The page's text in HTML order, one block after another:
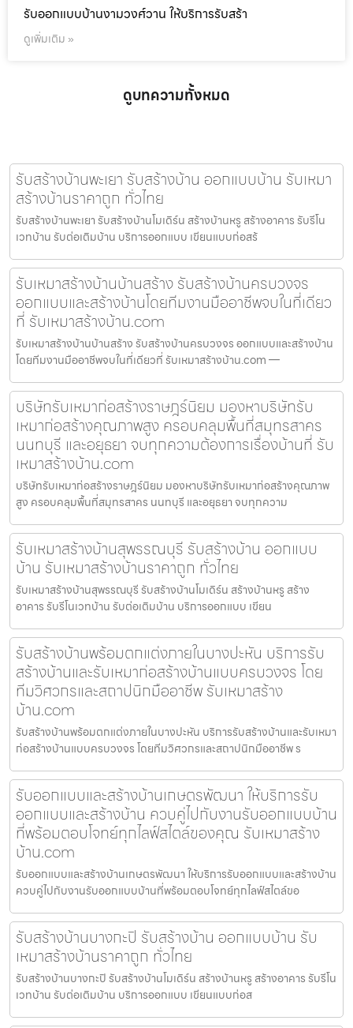
รับออกแบบบ้านงามวงศ์วาน ให้บริการรับสร้า
ดูเพิ่มเติม »
ดูบทความทั้งหมด
รับสร้างบ้านพะเยา รับสร้างบ้าน ออกแบบบ้าน รับเหมา
สร้างบ้านราคาถูก ทั่วไทย
รับสร้างบ้านพะเยา รับสร้างบ้านโมเดิร์น สร้างบ้านหรู สร้างอาคาร รับรีโน
เวทบ้าน รับต่อเติมบ้าน บริการออกแบบ เขียนแบบก่อสร้
รับเหมาสร้างบ้านบ้านสร้าง รับสร้างบ้านครบวงจร
ออกแบบและสร้างบ้านโดยทีมงานมืออาชีพจบในที่เดียว
ที่ รับเหมาสร้างบ้าน.com
รับเหมาสร้างบ้านบ้านสร้าง รับสร้างบ้านครบวงจร ออกแบบและสร้างบ้าน
โดยทีมงานมืออาชีพจบในที่เดียวที่ รับเหมาสร้างบ้าน.com —
บริษัทรับเหมาก่อสร้างราษฎร์นิยม มองหาบริษัทรับ
เหมาก่อสร้างคุณภาพสูง ครอบคลุมพื้นที่สมุทรสาคร
นนทบุรี และอยุธยา จบทุกความต้องการเรื่องบ้านที่ รับ
เหมาสร้างบ้าน.com
บริษัทรับเหมาก่อสร้างราษฎร์นิยม มองหาบริษัทรับเหมาก่อสร้างคุณภาพ
สูง ครอบคลุมพื้นที่สมุทรสาคร นนทบุรี และอยุธยา จบทุกความ
รับเหมาสร้างบ้านสุพรรณบุรี รับสร้างบ้าน ออกแบบ
บ้าน รับเหมาสร้างบ้านราคาถูก ทั่วไทย
รับเหมาสร้างบ้านสุพรรณบุรี รับสร้างบ้านโมเดิร์น สร้างบ้านหรู สร้าง
อาคาร รับรีโนเวทบ้าน รับต่อเติมบ้าน บริการออกแบบ เขียน
รับสร้างบ้านพร้อมตกแต่งภายในบางปะหัน บริการรับ
สร้างบ้านและรับเหมาก่อสร้างบ้านแบบครบวงจร โดย
ทีมวิศวกรและสถาปนิกมืออาชีพ รับเหมาสร้าง
บ้าน.com
รับสร้างบ้านพร้อมตกแต่งภายในบางปะหัน บริการรับสร้างบ้านและรับเหมา
ก่อสร้างบ้านแบบครบวงจร โดยทีมวิศวกรและสถาปนิกมืออาชีพ ร
รับออกแบบและสร้างบ้านเกษตรพัฒนา ให้บริการรับ
ออกแบบและสร้างบ้าน ควบคู่ไปกับงานรับออกแบบบ้าน
ที่พร้อมตอบโจทย์ทุกไลฟ์สไตล์ของคุณ รับเหมาสร้าง
บ้าน.com
รับออกแบบและสร้างบ้านเกษตรพัฒนา ให้บริการรับออกแบบและสร้างบ้าน
ควบคู่ไปกับงานรับออกแบบบ้านที่พร้อมตอบโจทย์ทุกไลฟ์สไตล์ขอ
รับสร้างบ้านบางกะปิ รับสร้างบ้าน ออกแบบบ้าน รับ
เหมาสร้างบ้านราคาถูก ทั่วไทย
รับสร้างบ้านบางกะปิ รับสร้างบ้านโมเดิร์น สร้างบ้านหรู สร้างอาคาร รับรีโน
เวทบ้าน รับต่อเติมบ้าน บริการออกแบบ เขียนแบบก่อส